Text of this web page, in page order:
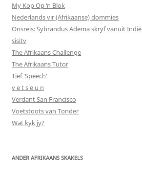
My Kop Op ‘n Blok
Nederlands vir (Afrikaanse) dommies
Onsreis: Sybrandus Adema skryf vanuit Indië
sisitv
The Afrikaans Challenge
The Afrikaans Tutor
Tief 'Speech'
v e t s e u n
Verdant San Francisco
Voetstoots van Tonder
Wat kyk jy?
ANDER AFRIKAANS SKAKELS